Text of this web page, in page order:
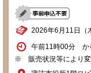
2026年6月11日（
午前11時00分
※ 販売状況等により変